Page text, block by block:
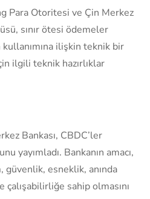
Para Otoritesi ve Çin Merkez
sınır ötesi ödemeler
kullanımına ilişkin teknik bir
ilgili teknik hazırlıklar
Bankası, CBDC’ler
yayımladı. Bankanın amacı,
güvenlik, esneklik, anında
sahip olmasını